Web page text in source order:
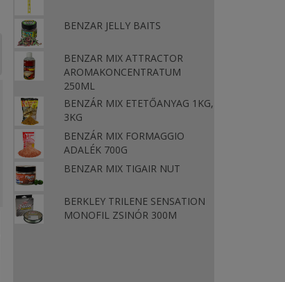
Merülési
BENZAR JELLY BAITS
BENZAR MIX ATTRACTOR
AROMAKONCENTRATUM
250ML
BENZÁR MIX ETETŐANYAG 1KG,
3KG
BENZÁR MIX FORMAGGIO
ADALÉK 700G
BENZAR MIX TIGAIR NUT
BERKLEY TRILENE SENSATION
MONOFIL ZSINÓR 300M